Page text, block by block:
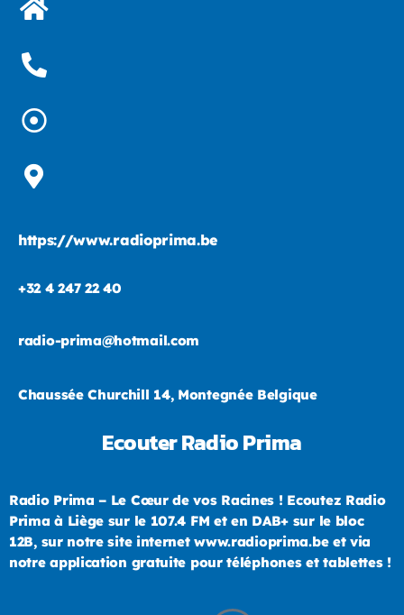
https://www.radioprima.be
+32 4 247 22 40
radio-prima@hotmail.com
Chaussée Churchill 14, Montegnée Belgique
Ecouter Radio Prima
Radio Prima – Le Cœur de vos Racines ! Ecoutez Radio
Prima à Liège sur le 107.4 FM et en DAB+ sur le bloc
12B, sur notre site internet www.radioprima.be et via
notre application gratuite pour téléphones et tablettes !